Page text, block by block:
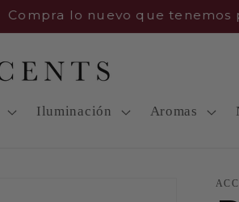
Compra lo nuevo que tenemos
Iluminación Aromas